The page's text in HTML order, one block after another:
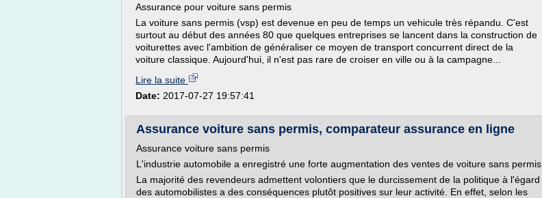
Assurance pour voiture sans permis
La voiture sans permis (vsp) est devenue en peu de temps un vehicule très répandu. C'est
surtout au début des années 80 que quelques entreprises se lancent dans la construction de
voiturettes avec l'ambition de généraliser ce moyen de transport concurrent direct de la
voiture classique. Aujourd'hui, il n'est pas rare de croiser en ville ou à la campagne...
Lire la suite
Date: 2017-07-27 19:57:41
Assurance voiture sans permis, comparateur assurance en ligne
Assurance voiture sans permis
L'industrie automobile a enregistré une forte augmentation des ventes de voiture sans permis.
La majorité des revendeurs admettent volontiers que le durcissement de la politique à l'égard
des automobilistes a des conséquences plutôt positives sur leur activité. En effet, selon les